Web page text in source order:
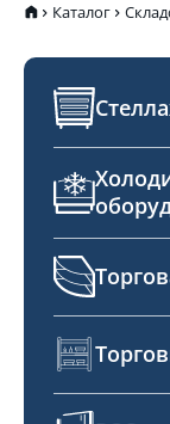
Каталог